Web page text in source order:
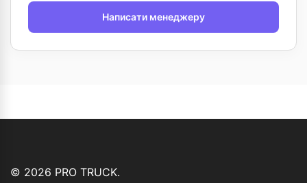
Написати менеджеру
© 2026 PRO TRUCK.